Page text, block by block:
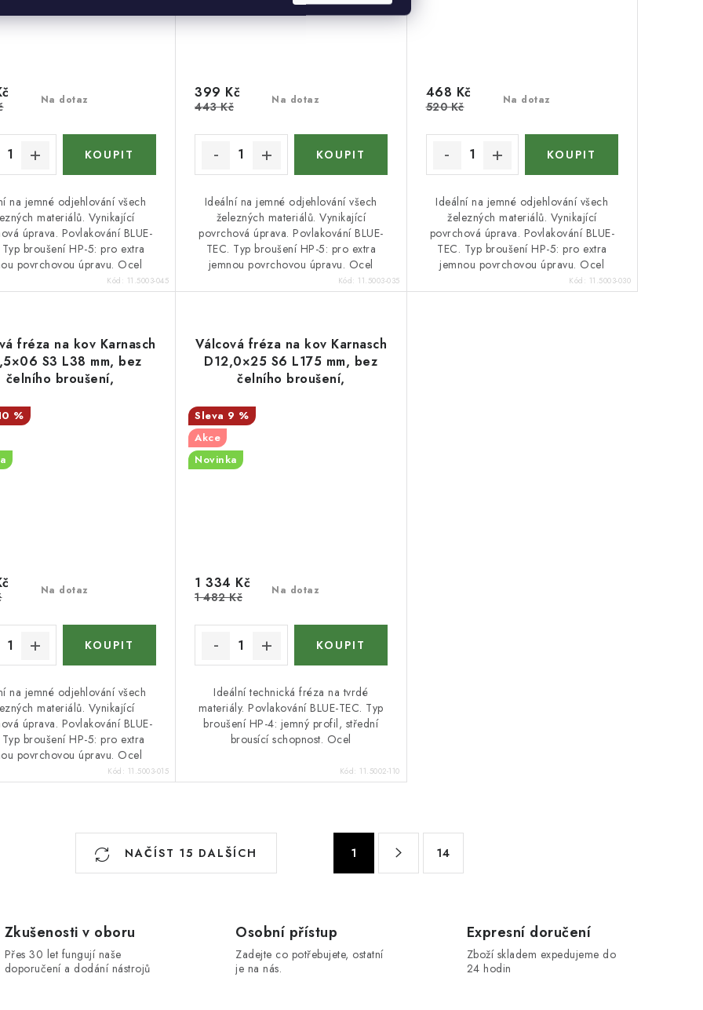
Na dotaz
na jemné odjehlování všech
materiálů. Vynikající
úprava. Povlakování BLUE-
Typ broušení HP-5: pro extra
povrchovou úpravu. Ocel
Kód: 11.5003-045
Na dotaz
399 Kč
443 Kč
Ideální na jemné odjehlování všech
železných materiálů. Vynikající
povrchová úprava. Povlakování BLUE-
TEC. Typ broušení HP-5: pro extra
jemnou povrchovou úpravu. Ocel
Kód: 11.5003-035
Na dotaz
468 Kč
520 Kč
Ideální na jemné odjehlování všech
železných materiálů. Vynikající
povrchová úprava. Povlakování BLUE-
TEC. Typ broušení HP-5: pro extra
jemnou povrchovou úpravu. Ocel
Kód: 11.5003-030
fréza na kov Karnasch
S3 L38 mm, bez
čelního broušení,
%
Na dotaz
na jemné odjehlování všech
materiálů. Vynikající
úprava. Povlakování BLUE-
Typ broušení HP-5: pro extra
povrchovou úpravu. Ocel
Kód: 11.5003-015
Válcová fréza na kov Karnasch
D12,0×25 S6 L175 mm, bez
čelního broušení,
9 %
Akce
Novinka
Na dotaz
1 334 Kč
1 482 Kč
Ideální technická fréza na tvrdé
materiály. Povlakování BLUE-TEC. Typ
broušení HP-4: jemný profil, střední
brousící schopnost. Ocel
Kód: 11.5002-110
NAČÍST 15 DALŠÍCH
n
k
1 14
Zkušenosti v oboru
Přes 30 let fungují naše
doporučení a dodání nástrojů
Osobní přístup
Zadejte co potřebujete, ostatní
je na nás.
Expresní doručení
Zboží skladem expedujeme do
24 hodin